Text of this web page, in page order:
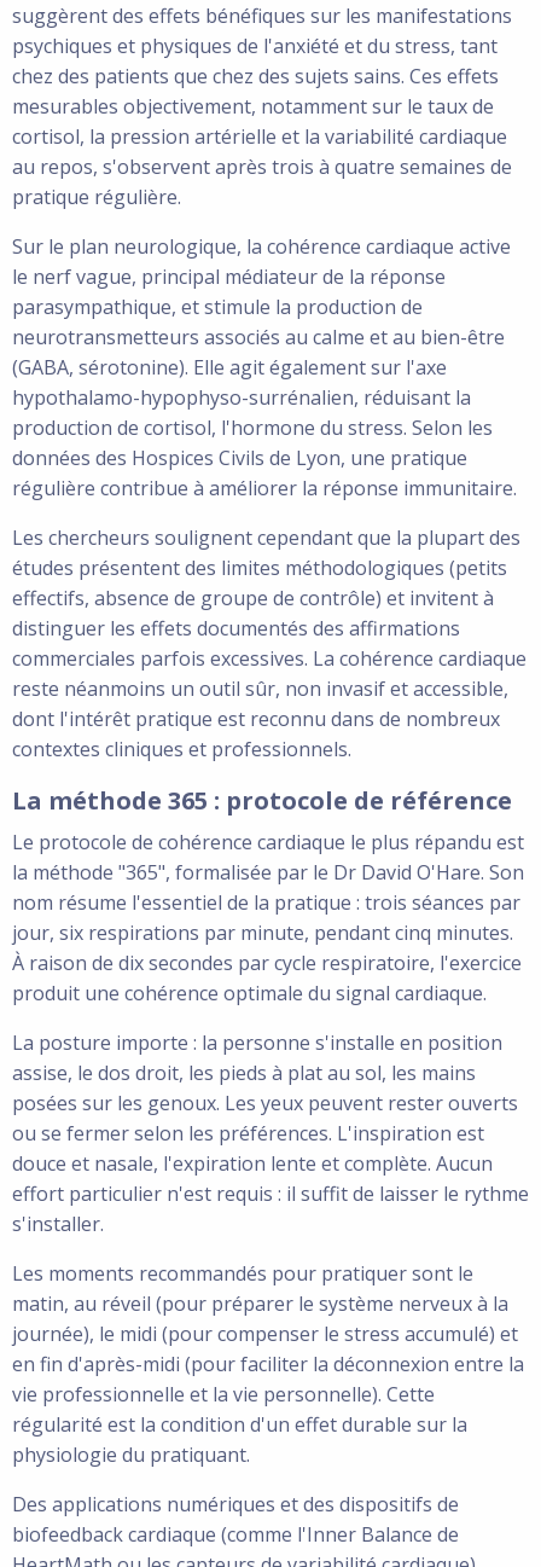
suggèrent des effets bénéfiques sur les manifestations
psychiques et physiques de l'anxiété et du stress, tant
chez des patients que chez des sujets sains. Ces effets
mesurables objectivement, notamment sur le taux de
cortisol, la pression artérielle et la variabilité cardiaque
au repos, s'observent après trois à quatre semaines de
pratique régulière.
Sur le plan neurologique, la cohérence cardiaque active
le nerf vague, principal médiateur de la réponse
parasympathique, et stimule la production de
neurotransmetteurs associés au calme et au bien-être
(GABA, sérotonine). Elle agit également sur l'axe
hypothalamo-hypophyso-surrénalien, réduisant la
production de cortisol, l'hormone du stress. Selon les
données des Hospices Civils de Lyon, une pratique
régulière contribue à améliorer la réponse immunitaire.
Les chercheurs soulignent cependant que la plupart des
études présentent des limites méthodologiques (petits
effectifs, absence de groupe de contrôle) et invitent à
distinguer les effets documentés des affirmations
commerciales parfois excessives. La cohérence cardiaque
reste néanmoins un outil sûr, non invasif et accessible,
dont l'intérêt pratique est reconnu dans de nombreux
contextes cliniques et professionnels.
La méthode 365 : protocole de référence
Le protocole de cohérence cardiaque le plus répandu est
la méthode "365", formalisée par le Dr David O'Hare. Son
nom résume l'essentiel de la pratique : trois séances par
jour, six respirations par minute, pendant cinq minutes.
À raison de dix secondes par cycle respiratoire, l'exercice
produit une cohérence optimale du signal cardiaque.
La posture importe : la personne s'installe en position
assise, le dos droit, les pieds à plat au sol, les mains
posées sur les genoux. Les yeux peuvent rester ouverts
ou se fermer selon les préférences. L'inspiration est
douce et nasale, l'expiration lente et complète. Aucun
effort particulier n'est requis : il suffit de laisser le rythme
s'installer.
Les moments recommandés pour pratiquer sont le
matin, au réveil (pour préparer le système nerveux à la
journée), le midi (pour compenser le stress accumulé) et
en fin d'après-midi (pour faciliter la déconnexion entre la
vie professionnelle et la vie personnelle). Cette
régularité est la condition d'un effet durable sur la
physiologie du pratiquant.
Des applications numériques et des dispositifs de
biofeedback cardiaque (comme l'Inner Balance de